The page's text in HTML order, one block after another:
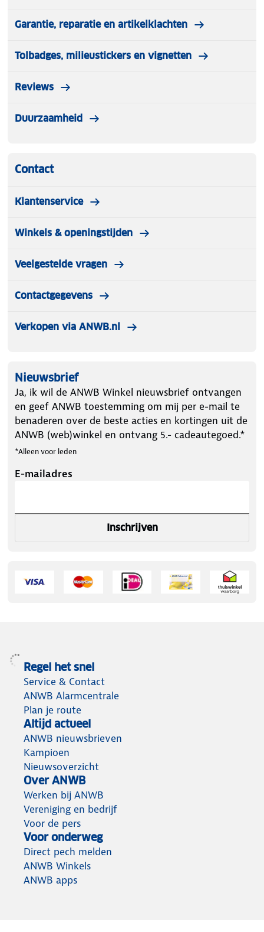
Garantie, reparatie en artikelklachten
Tolbadges, milieustickers en vignetten
Reviews
Duurzaamheid
Contact
Klantenservice
Winkels & openingstijden
Veelgestelde vragen
Contactgegevens
Verkopen via ANWB.nl
Nieuwsbrief
Ja, ik wil de ANWB Winkel nieuwsbrief ontvangen
en geef ANWB toestemming om mij per e-mail te
benaderen over de beste acties en kortingen uit de
ANWB (web)winkel en ontvang 5.- cadeautegoed.*
*Alleen voor leden
E-mailadres
Inschrijven
Regel het snel
Service & Contact
ANWB Alarmcentrale
Plan je route
Altijd actueel
ANWB nieuwsbrieven
Kampioen
Nieuwsoverzicht
Over ANWB
Werken bij ANWB
Vereniging en bedrijf
Voor de pers
Voor onderweg
Direct pech melden
ANWB Winkels
ANWB apps